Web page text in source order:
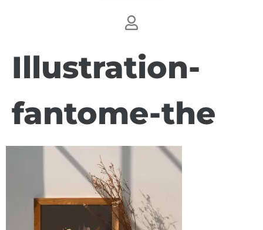
Illustration-
fantome-the